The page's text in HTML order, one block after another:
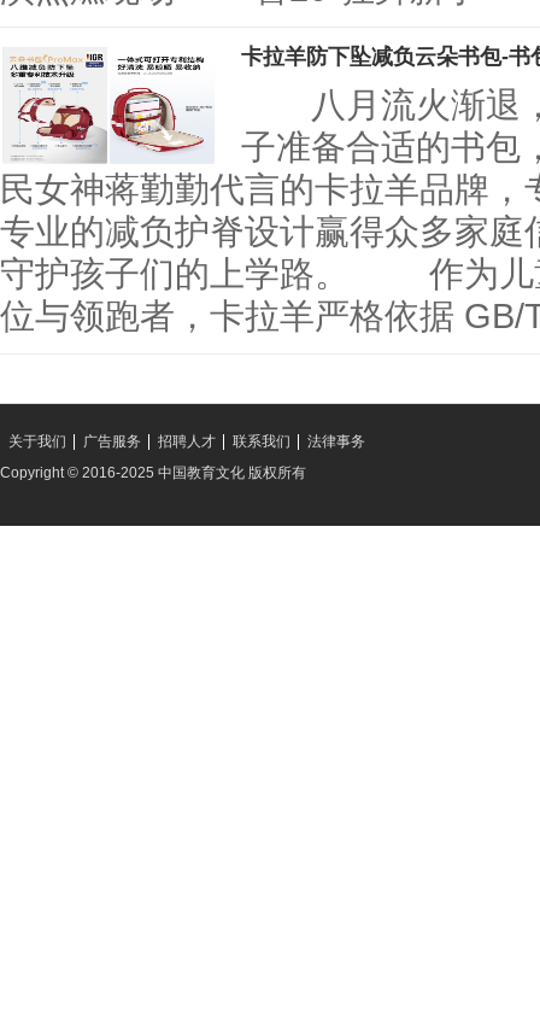
卡拉羊防下坠减负云朵书包-书
八月流火渐退，
子准备合适的书包
民女神蒋勤勤代言的卡拉羊品牌
专业的减负护脊设计赢得众多家
守护孩子们的上学路。 作为儿
位与领跑者，卡拉羊严格依据 GB/
法律事务
联系我们
招聘人才
广告服务
关于我们
Copyright © 2016-2025 中国教育文化 版权所有